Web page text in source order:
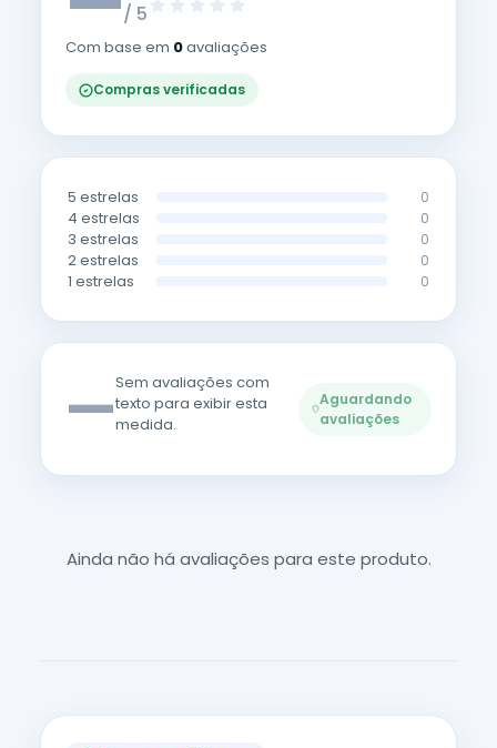
/ 5
Com base em 0avaliações
Compras verificadas
5 estrelas 0
4 estrelas 0
3 estrelas 0
2 estrelas 0
1 estrelas 0
—Sem avaliações com
texto para exibir esta
medida.
Aguardando
avaliações
Ainda não há avaliações para este produto.